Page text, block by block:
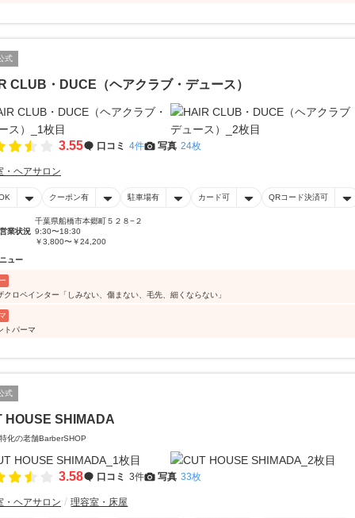
式
CLUB・DUCE（ヘアクラブ・デュース）
3.55 口コミ 4件 写真 24枚
・ヘアサロン
クーポン有 駐車場有 カード可 QRコード決済可
千葉県船橋市本郷町５２８−２
業状況 9:30〜18:30
￥3,800〜￥24,200
ュー
クロペインター「しみない、傷まない、毛先、細くならない」
トパーマ
式
HOUSE SHIMADA
化の老舗BarberSHOP
3.58 口コミ 3件 写真 33枚
・ヘアサロン 理容室・床屋